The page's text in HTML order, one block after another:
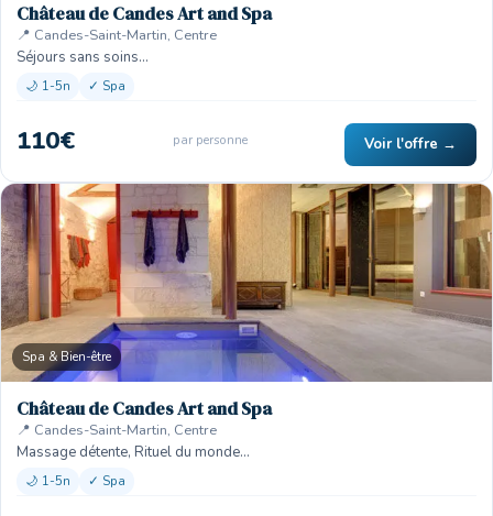
Château de Candes Art and Spa
📍 Candes-Saint-Martin, Centre
Séjours sans soins…
🌙 1-5n ✓ Spa
110€ par personne Voir l'offre →
Spa & Bien-être
Château de Candes Art and Spa
📍 Candes-Saint-Martin, Centre
Massage détente, Rituel du monde…
🌙 1-5n ✓ Spa